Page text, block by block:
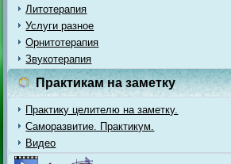
Литотерапия
Услуги разное
Орнитотерапия
Звукотерапия
Практикам на заметку
Практику целителю на заметку.
Саморазвитие. Практикум.
Видео